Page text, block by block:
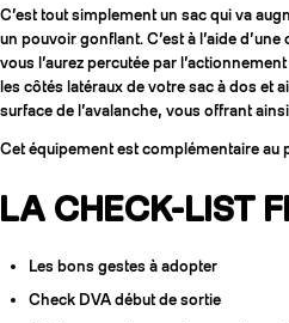
C’est tout simplement un sac qui va
un pouvoir gonflant. C’est à l’aide
vous l’aurez percutée par
les côtés latéraux de votre sac à dos et
surface de l’avalanche, vous offrant
Cet équipement est complémentaire au
LA CHECK-LIST
Les bons gestes à adopter
Check DVA début de sortie